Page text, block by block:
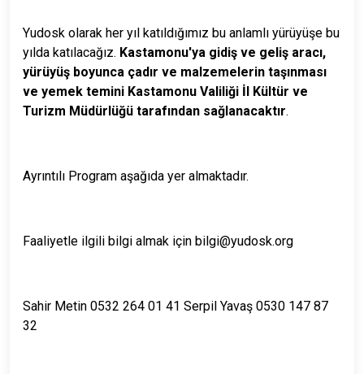
Yudosk olarak her yıl katıldığımız bu anlamlı yürüyüşe bu
yılda katılacağız. Kastamonu'ya gidiş ve geliş aracı,
yürüyüş boyunca çadır ve malzemelerin taşınması
ve yemek temini Kastamonu Valiliği İl Kültür ve
Turizm Müdürlüğü tarafından sağlanacaktır.
Ayrıntılı Program aşağıda yer almaktadır.
Faaliyetle ilgili bilgi almak için bilgi@yudosk.org
Sahir Metin 0532 264 01 41 Serpil Yavaş 0530 147 87
32